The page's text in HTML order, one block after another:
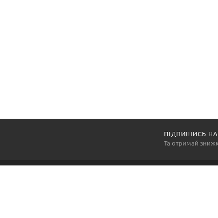
ПІДПИШИСЬ
Та отримай